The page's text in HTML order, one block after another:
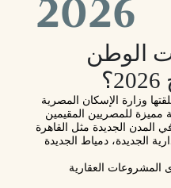
2026
الوطن
وزارة الإسكان المصرية
للمصريين المقيمين
المدن الجديدة مثل القاهرة
الجديدة، دمياط الجديدة
العقارية